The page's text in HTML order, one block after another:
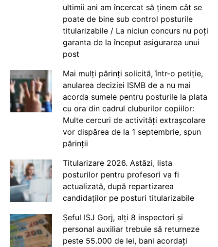
ultimii ani am încercat să ținem cât se
poate de bine sub control posturile
titularizabile / La niciun concurs nu poți
garanta de la început asigurarea unui
post
Mai mulți părinți solicită, într-o petiție,
anularea deciziei ISMB de a nu mai
acorda sumele pentru posturile la plata
cu ora din cadrul cluburilor copiilor:
Multe cercuri de activități extrașcolare
vor dispărea de la 1 septembrie, spun
părinții
Titularizare 2026. Astăzi, lista
posturilor pentru profesori va fi
actualizată, după repartizarea
candidaților pe posturi titularizabile
Șeful ISJ Gorj, alți 8 inspectori și
personal auxiliar trebuie să returneze
peste 55.000 de lei, bani acordați